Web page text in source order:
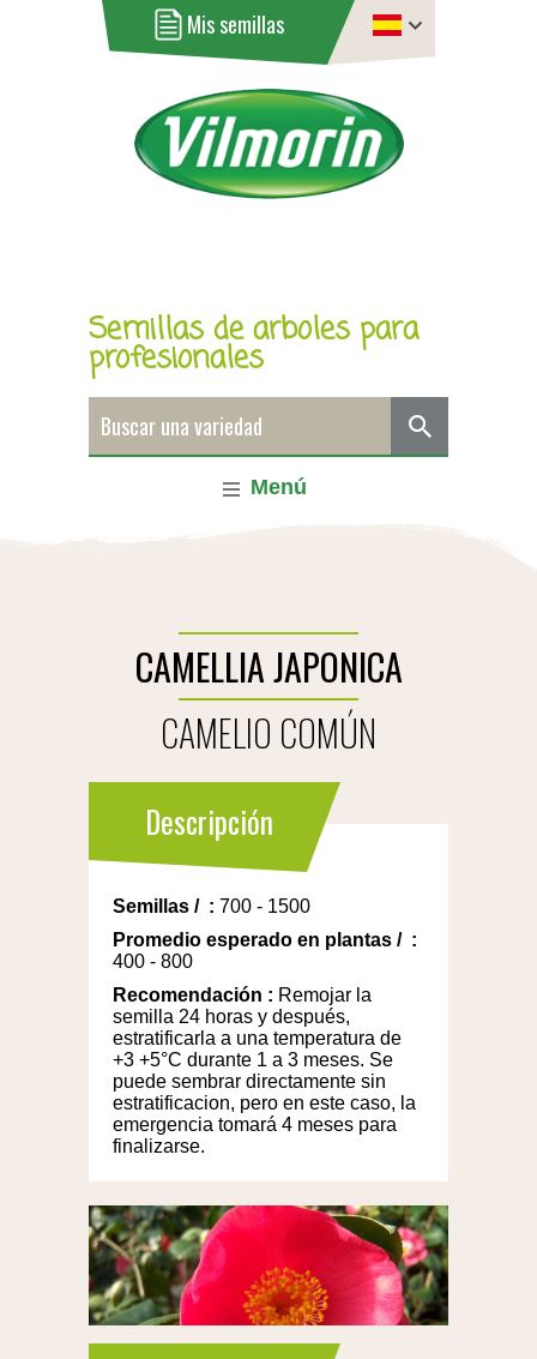
Mis semillas
Semillas de arboles para
profesionales
Menú
CAMELLIA JAPONICA
CAMELIO COMÚN
Descripción
Semillas / : 700 - 1500
Promedio esperado en plantas / :
400 - 800
Recomendación : Remojar la
semilla 24 horas y después,
estratificarla a una temperatura de
+3 +5°C durante 1 a 3 meses. Se
puede sembrar directamente sin
estratificacion, pero en este caso, la
emergencia tomará 4 meses para
finalizarse.